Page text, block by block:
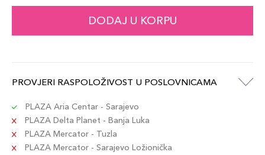
DODAJ U KORPU
PROVJERI RASPOLOŽIVOST U POSLOVNICAMA
PLAZA Aria Centar - Sarajevo
PLAZA Delta Planet - Banja Luka
PLAZA Mercator - Tuzla
PLAZA Mercator - Sarajevo Ložionička